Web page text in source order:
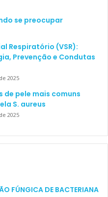
se preocupar
Respiratório (VSR):
Prevenção e Condutas
2025
de pele mais comuns
S. aureus
2025
FÚNGICA DE BACTERIANA